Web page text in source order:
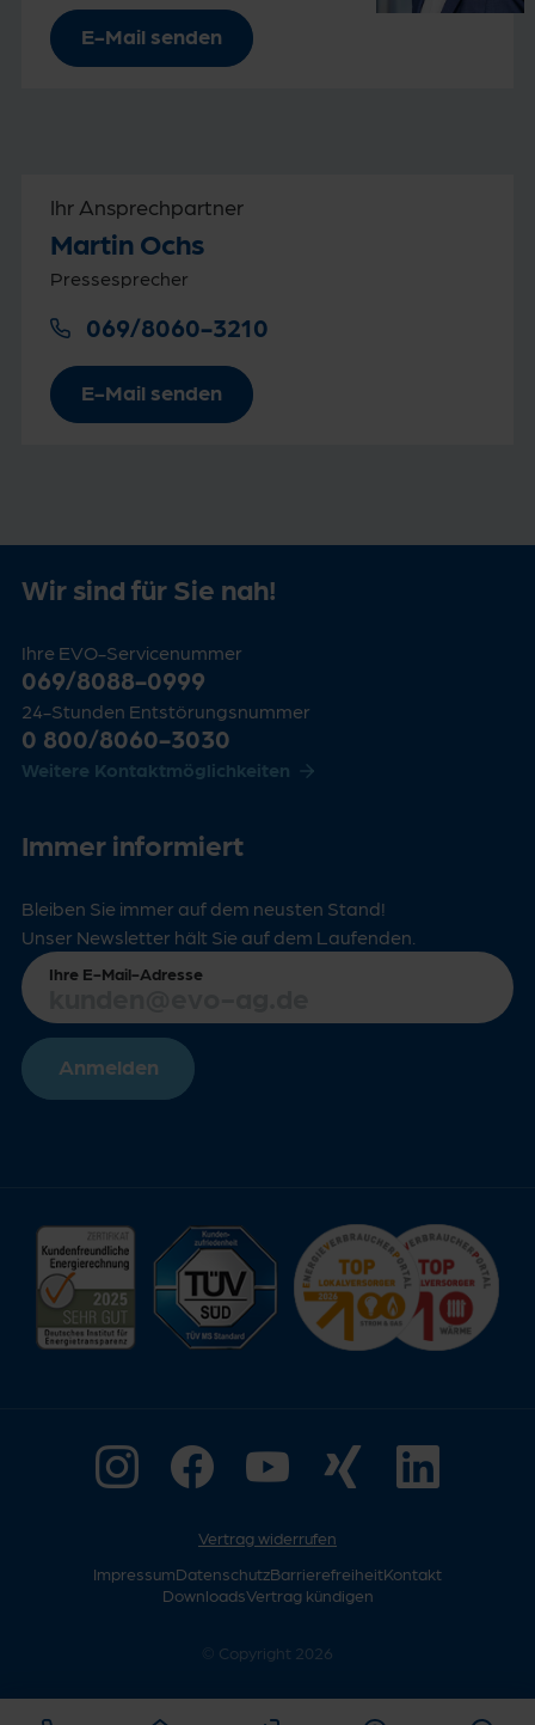
E-Mail senden
Ihr Ansprechpartner
Martin Ochs
Pressesprecher
069/8060-3210
E-Mail senden
Wir sind für Sie nah!
Ihre EVO-Servicenummer
069/8088-0999
24-Stunden Entstörungsnummer
0 800/8060-3030
Weitere Kontaktmöglichkeiten
Immer informiert
Bleiben Sie immer auf dem neusten Stand!
Unser Newsletter hält Sie auf dem Laufenden.
Ihre E-Mail-Adresse
Anmelden
Vertrag widerrufen
ImpressumDatenschutzBarrierefreiheitKontakt
DownloadsVertrag kündigen
© Copyright 2026